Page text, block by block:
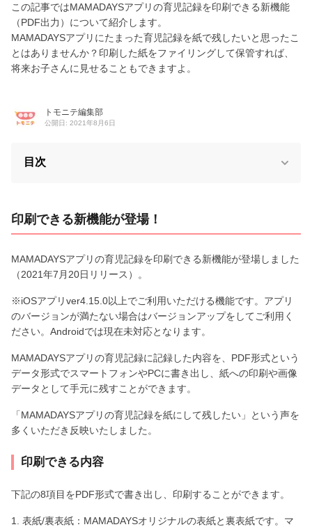
この記事ではMAMADAYSアプリの育児記録を印刷できる新機能
（PDF出力）について紹介します。
MAMADAYSアプリにたまった育児記録を紙で残したいと思ったこ
とはありませんか？印刷した紙をファイリングして保管すれば、
将来お子さんに見せることもできますよ。
トモニテ編集部
公開日: 2021年8月6日
目次
印刷できる新機能が登場！
MAMADAYSアプリの育児記録を印刷できる新機能が登場しました
（2021年7月20日リリース）。
※iOSアプリver4.15.0以上でご利用いただける機能です。アプリ
のバージョンが満たない場合はバージョンアップをしてご利用く
ださい。Androidでは現在未対応となります。
MAMADAYSアプリの育児記録に記録した内容を、PDF形式という
データ形式でスマートフォンやPCに書き出し、紙への印刷や画像
データとして手元に残すことができます。
「MAMADAYSアプリの育児記録を紙にして残したい」という声を
多くいただき反映いたしました。
印刷できる内容
下記の8項目をPDF形式で書き出し、印刷することができます。
1. 表紙/裏表紙：MAMADAYSオリジナルの表紙と裏表紙です。マ